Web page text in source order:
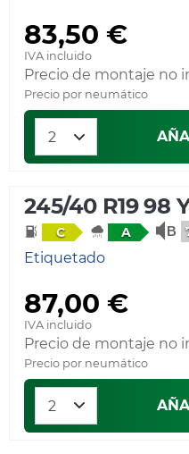
83,50 €
IVA incluido
Precio de montaje no
Precio por neumático
245/40 R19 98 Y
C A
Etiquetado
87,00 €
IVA incluido
Precio de montaje no
Precio por neumático